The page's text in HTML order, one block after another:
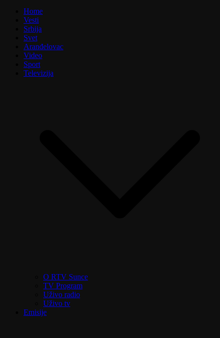
Home
Vesti
Srbija
Svet
Aranđelovac
Video
Sport
Televizija
O RTV Sunce
TV Program
Uživo radio
Uživo tv
Emisije